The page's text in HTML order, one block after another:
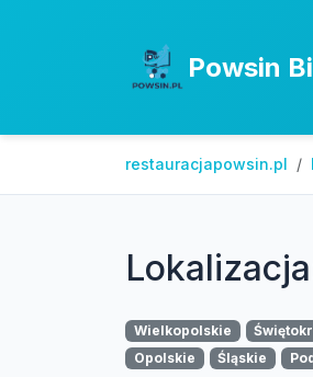
Powsin
restauracjapowsin.pl
Wielkopolskie
Opolskie
Śląskie